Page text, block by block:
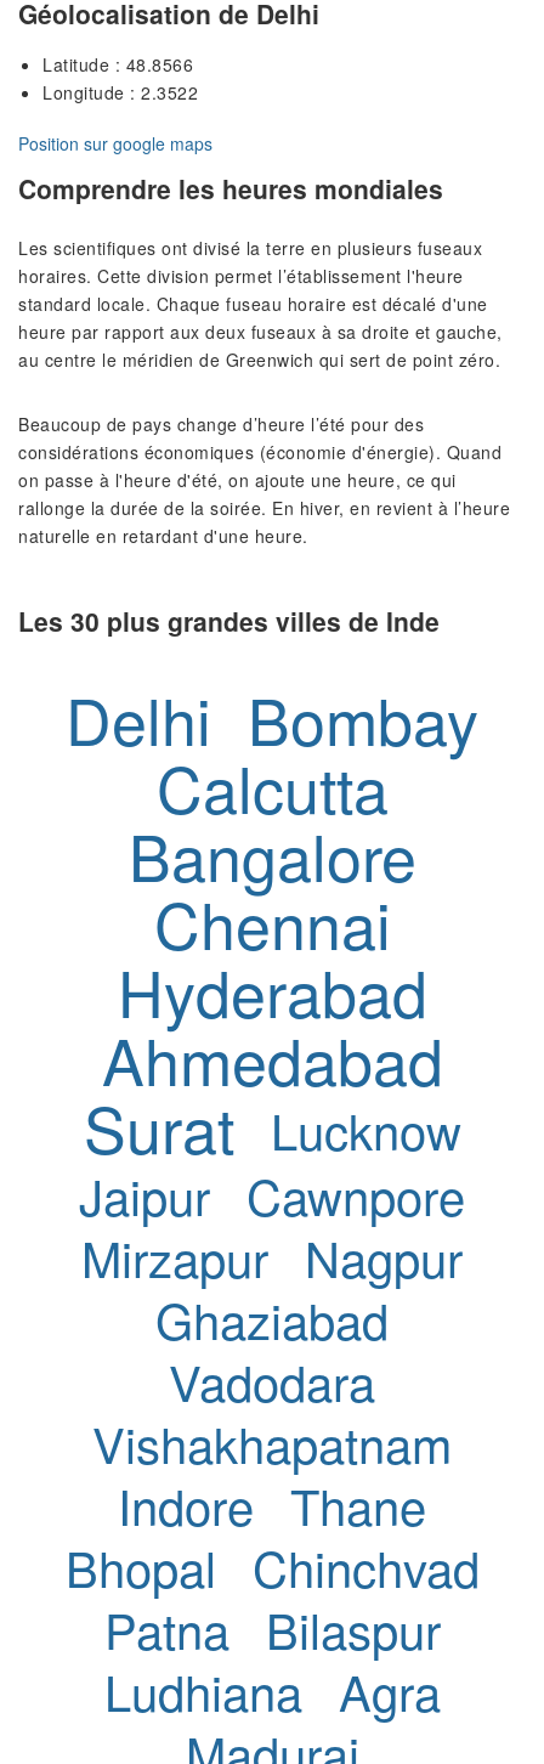
Géolocalisation de Delhi
Latitude : 48.8566
Longitude : 2.3522
Position sur google maps
Comprendre les heures mondiales
Les scientifiques ont divisé la terre en plusieurs fuseaux
horaires. Cette division permet l’établissement l'heure
standard locale. Chaque fuseau horaire est décalé d'une
heure par rapport aux deux fuseaux à sa droite et gauche,
au centre le méridien de Greenwich qui sert de point zéro.
Beaucoup de pays change d’heure l’été pour des
considérations économiques (économie d'énergie). Quand
on passe à l'heure d'été, on ajoute une heure, ce qui
rallonge la durée de la soirée. En hiver, en revient à l’heure
naturelle en retardant d'une heure.
Les 30 plus grandes villes de Inde
Delhi Bombay
Calcutta
Bangalore
Chennai
Hyderabad
Ahmedabad
Surat Lucknow
Jaipur Cawnpore
Mirzapur Nagpur
Ghaziabad
Vadodara
Vishakhapatnam
Indore Thane
Bhopal
Chinchvad
Patna Bilaspur
Ludhiana Agra